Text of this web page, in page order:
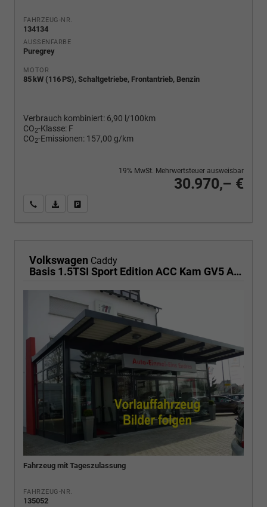
FAHRZEUG-NR.
134134
AUSSENFARBE
Puregrey
MOTOR
85 kW (116 PS), Schaltgetriebe, Frontantrieb, Benzin
Verbrauch kombiniert: 6,90 l/100km
CO2-Klasse: F
CO2-Emissionen: 157,00 g/km
30.970,– €
19% MwSt. Mehrwertsteuer ausweisbar
Wir rufen Sie anPDF-Fahrzeugexposé drucken
Volkswagen Caddy
Basis 1.5TSI Sport Edition ACC Kam GV5 App
Fahrzeug mit Tageszulassung
FAHRZEUG-NR.
135052